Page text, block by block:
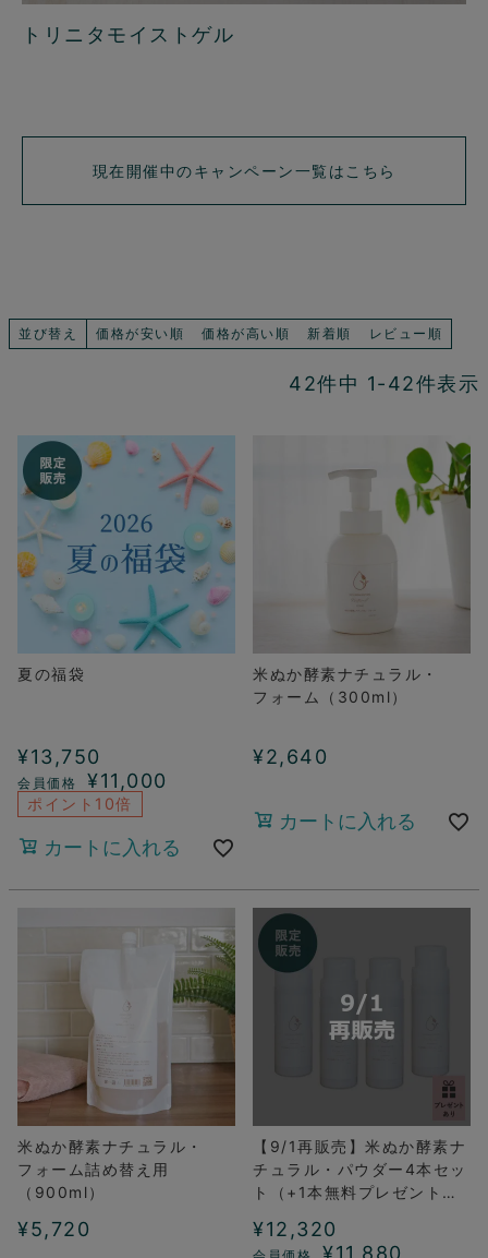
トリニタモイストゲル
現在開催中のキャンペーン一覧はこちら
並び替え 価格が安い順 価格が高い順 新着順 レビュー順
42件中 1-42件表示
夏の福袋
¥13,750
¥11,000
ポイント10倍
カートに入れる
米ぬか酵素ナチュラル・
フォーム（300ml）
¥2,640
カートに入れる
米ぬか酵素ナチュラル・
フォーム詰め替え用
（900ml）
¥5,720
【9/1再販売】米ぬか酵素ナ
チュラル・パウダー4本セッ
ト（+1本無料プレゼント付
¥12,320
¥11,880